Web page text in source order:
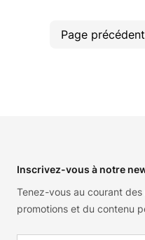
Page
Inscrivez-vous à notre
Tenez-vous au courant
promotions et du contenu